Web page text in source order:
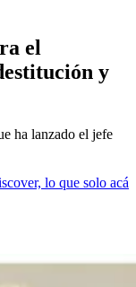
el
y
ha lanzado el jefe
lo que solo acá